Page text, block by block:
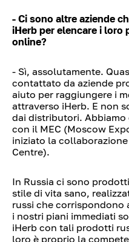
- Ci sono altre aziende
iHerb per elencare i
online?
- Sì, assolutamente.
contattato da aziende
aiuto per raggiungere i
attraverso iHerb. E non
dai distributori.
con il MEC (Moscow
iniziato la
Centre).
In Russia ci sono
stile di vita sano,
russi che
i nostri piani immediati
iHerb con tali prodotti
loro è proprio la